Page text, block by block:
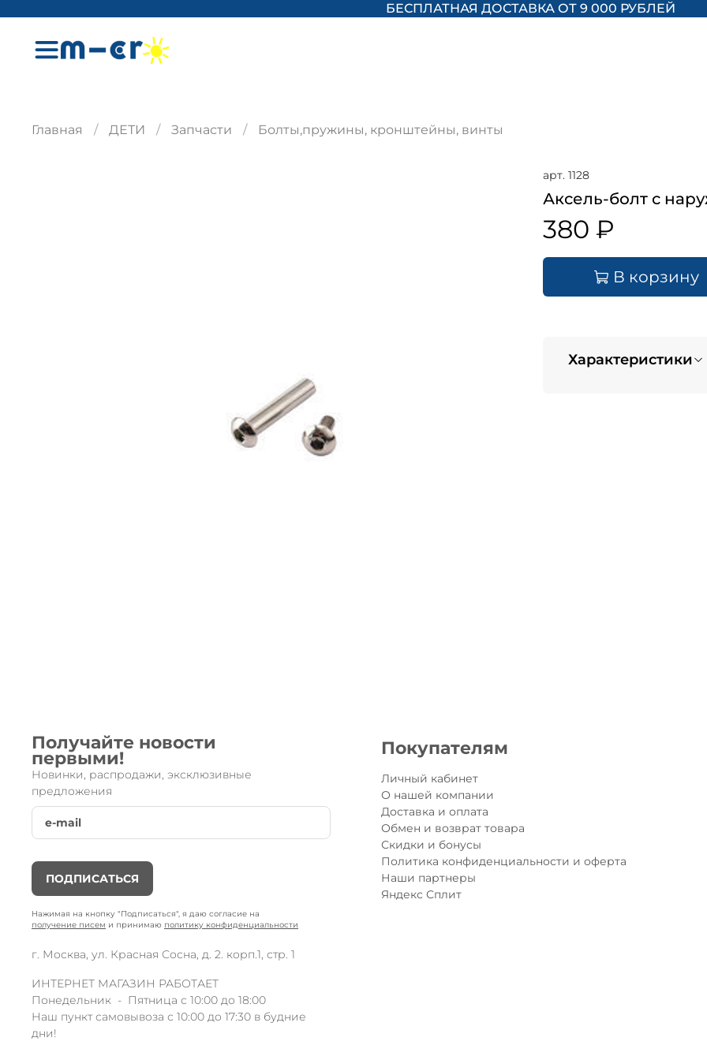
БЕСПЛАТНАЯ ДОСТАВКА ОТ 9 000 РУБЛЕЙ
Главная ДЕТИ Запчасти Болты,пружины, кронштейны, винты
арт. 1128
Аксель-болт с
380 ₽
В корзину
Характеристики
Получайте новости
первыми!
Новинки, распродажи, эксклюзивные
предложения
ПОДПИСАТЬСЯ
Нажимая на кнопку "Подписаться", я даю согласие на
получение писем и принимаю политику конфиденциальности
г. Москва, ул. Красная Сосна, д. 2. корп.1, стр. 1
ИНТЕРНЕТ МАГАЗИН РАБОТАЕТ
Понедельник - Пятница с 10:00 до 18:00
Наш пункт самовывоза с 10:00 до 17:30 в будние
дни!
Покупателям
Личный кабинет
О нашей компании
Доставка и оплата
Обмен и возврат товара
Скидки и бонусы
Политика конфиденциальности и оферта
Наши партнеры
Яндекс Сплит